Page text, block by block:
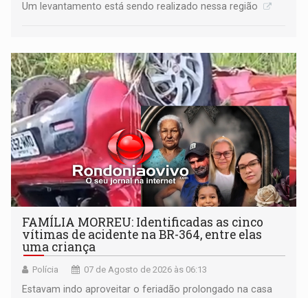
Um levantamento está sendo realizado nessa região
FAMÍLIA MORREU: Identificadas as cinco
vítimas de acidente na BR-364, entre elas
uma criança
Polícia 07 de Agosto de 2026 às 06:13
Estavam indo aproveitar o feriadão prolongado na casa